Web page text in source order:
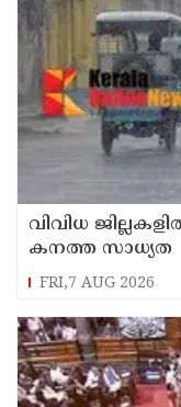
വിവിധ
കനത്ത സാധ്യത
FRI,7 AUG 2026